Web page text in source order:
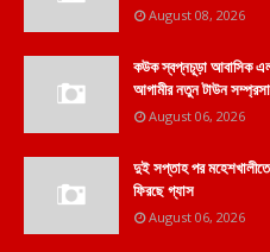
August 08, 2026
কউক স্বপ্নচূড়া আবাসিক
আগামীর নতুন টাউন
August 06, 2026
দুই সপ্তাহ পর
ফিরছে গ্যাস
August 06, 2026